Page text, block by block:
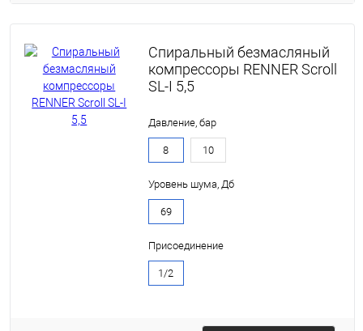
Спиральный безмасляный
компрессоры RENNER Scroll
SL-I 5,5
Давление, бар
8 10
Уровень шума, Дб
69
Присоединение
1/2